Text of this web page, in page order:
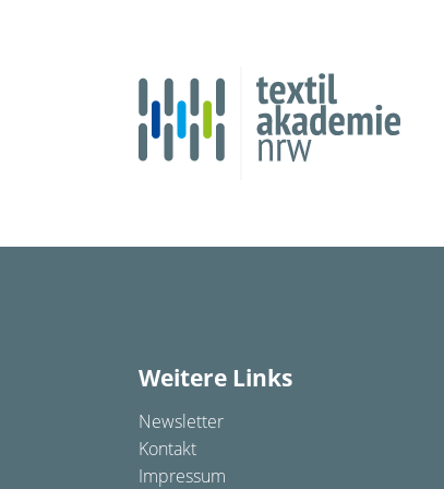
Weitere Links
Newsletter
Kontakt
Impressum